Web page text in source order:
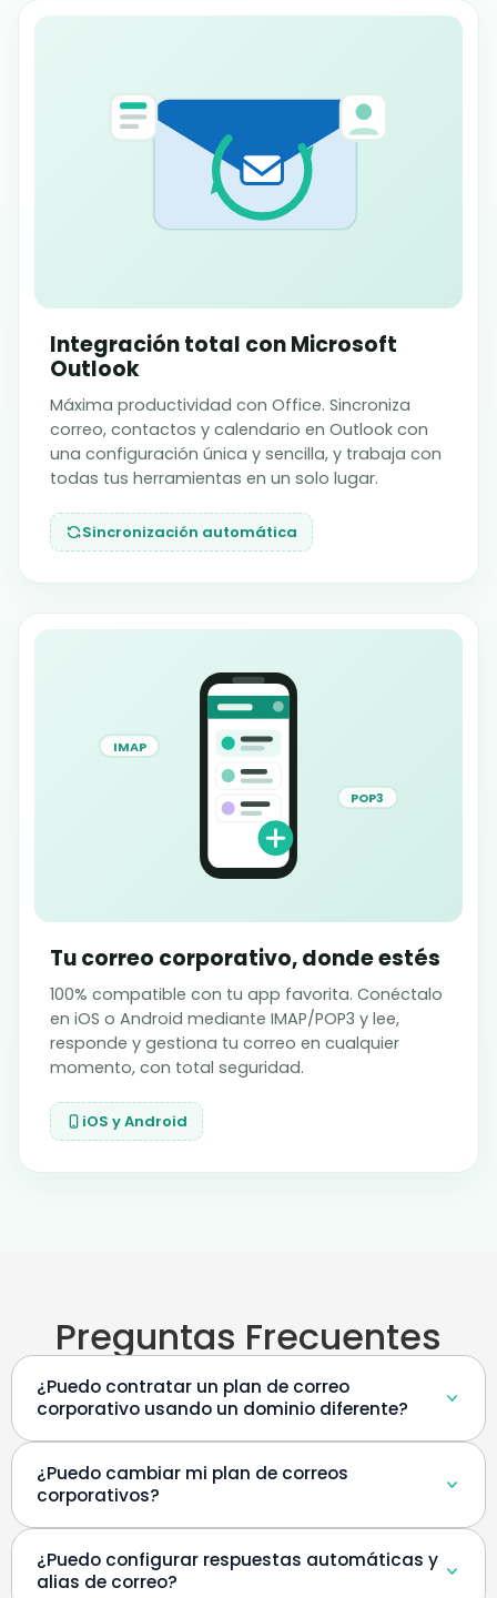
Integración total con Microsoft
Outlook
Máxima productividad con Office. Sincroniza
correo, contactos y calendario en Outlook con
una configuración única y sencilla, y trabaja con
todas tus herramientas en un solo lugar.
Sincronización automática
IMAP
POP3
Tu correo corporativo, donde estés
100% compatible con tu app favorita. Conéctalo
en iOS o Android mediante IMAP/POP3 y lee,
responde y gestiona tu correo en cualquier
momento, con total seguridad.
iOS y Android
Preguntas Frecuentes
¿Puedo contratar un plan de correo
corporativo usando un dominio diferente?
¿Puedo cambiar mi plan de correos
corporativos?
¿Puedo configurar respuestas automáticas y
alias de correo?